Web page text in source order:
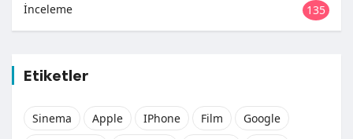
İnceleme 135
Etiketler
Sinema Apple IPhone Film
Google